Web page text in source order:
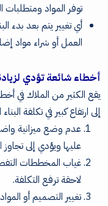
توفر المواد ومتطلبات
أي تغيير يتم بعد بدء
العمل أو شراء مواد
أخطاء شائعة تؤدي
يقع الكثير من الملاك في
إلى ارتفاع كبير في تكلفة
عدم وضع ميزانية
عليها ويؤدي إلى تجاوز
غياب المخططات
لاحقة ترفع التكلفة.
تغيير التصميم أو